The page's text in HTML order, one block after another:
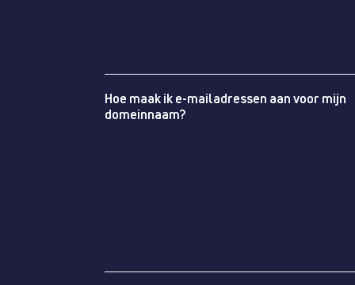
Hoe maak ik e-mailadressen aan voor mijn
domeinnaam?